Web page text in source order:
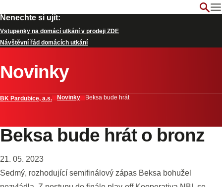
Nenechte si ujít:
Vstupenky na domácí utkání v prodeji ZDE
Návštěvní řád domácích utkání
Novinky
BK Pardubice, a.s. Novinky Beksa bude hrát
Beksa bude hrát o bronz
21. 05. 2023
Sedmý, rozhodující semifinálový zápas Beksa bohužel